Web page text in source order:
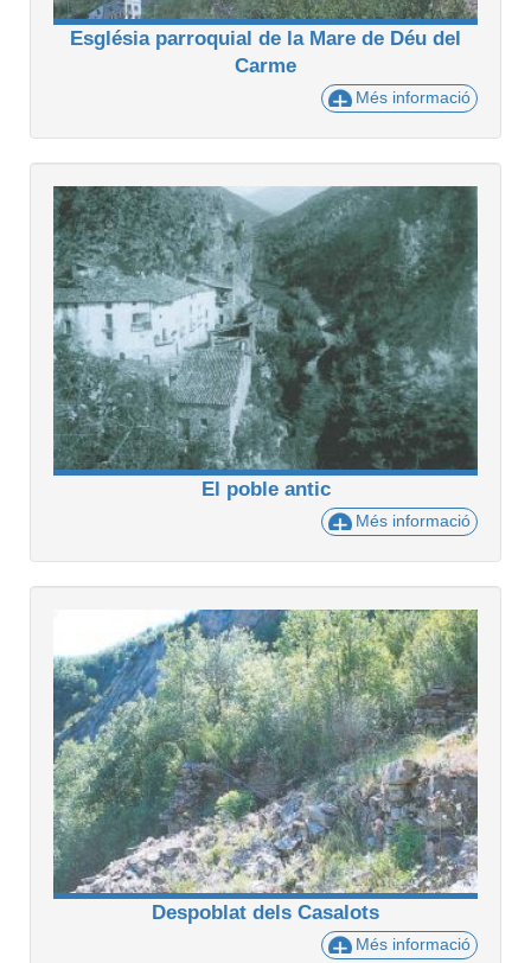
Església parroquial de la Mare de Déu del
Carme
Més informació
El poble antic
Més informació
Despoblat dels Casalots
Més informació